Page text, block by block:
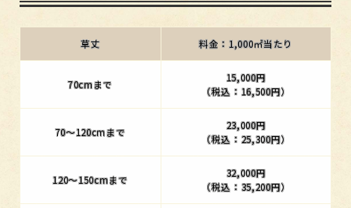
草丈 料金：1,000㎡当たり
70cmまで
15,000円
（税込：16,500円）
70～120cmまで
23,000円
（税込：25,300円）
120～150cmまで
32,000円
（税込：35,200円）